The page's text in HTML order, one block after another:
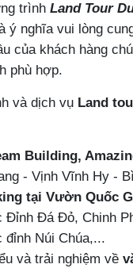
trình Land Tour
ý nghĩa vui lòng
của khách hàng
phù hợp.
và dịch vụ Land
Building,
- Vịnh Vĩnh Hy -
tại Vườn Quốc
Đỉnh Đá Đỏ, Chinh
đỉnh Núi Chúa,...
và trải nghiệm về